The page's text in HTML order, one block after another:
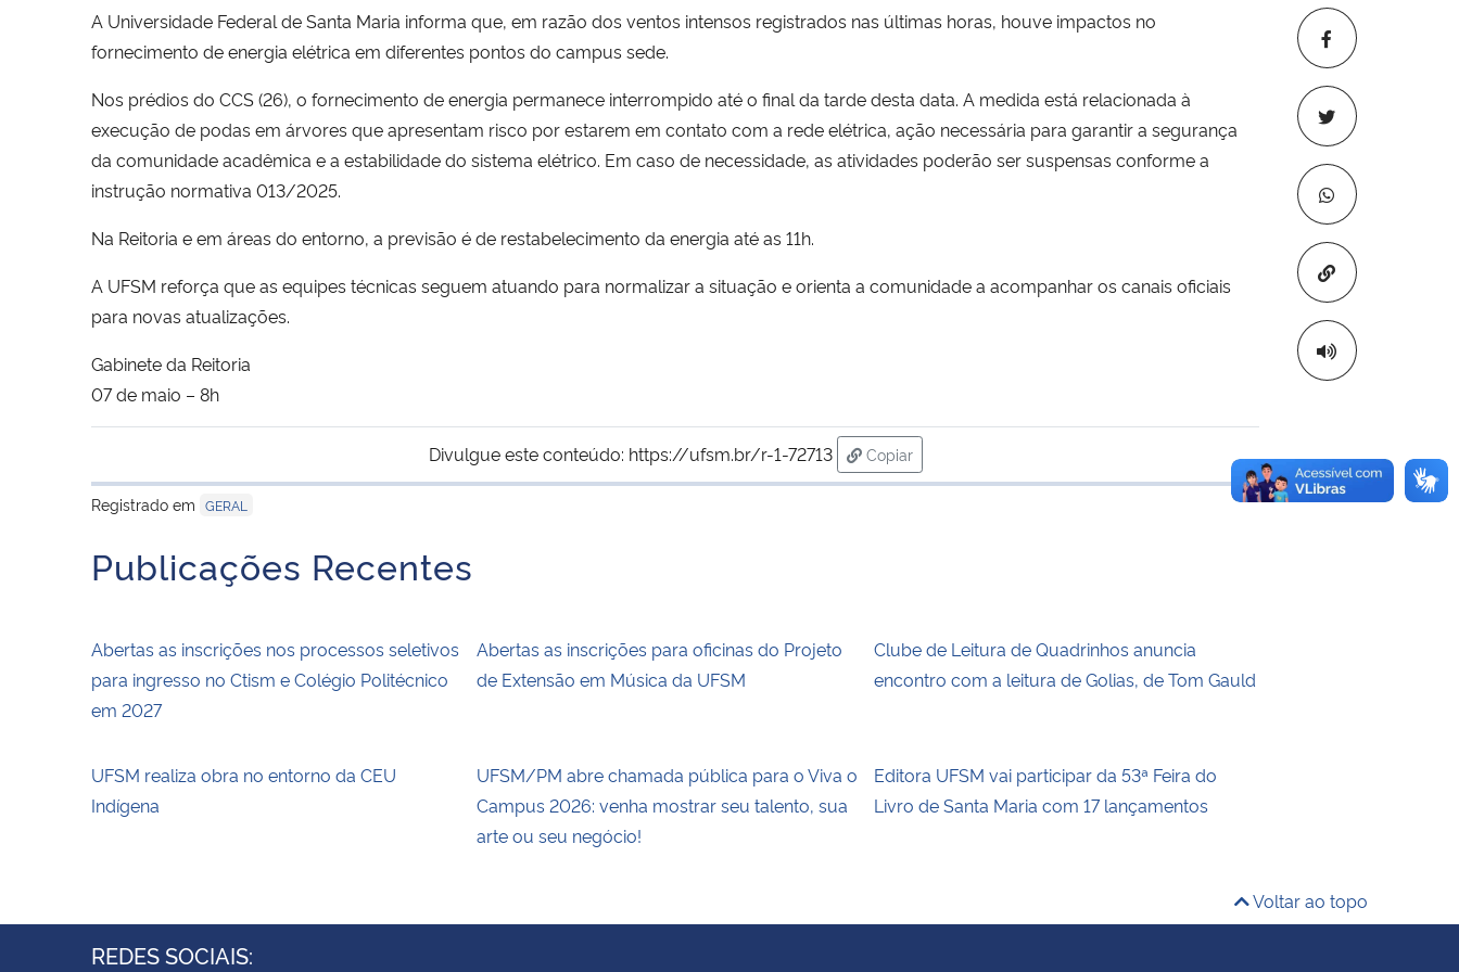
Copiar para
A Universidade Federal de Santa Maria informa que, em razão dos ventos intensos registrados nas últimas horas, houve impactos no
fornecimento de energia elétrica em diferentes pontos do campus sede.
Nos prédios do CCS (26), o fornecimento de energia permanece interrompido até o final da tarde desta data. A medida está relacionada à
execução de podas em árvores que apresentam risco por estarem em contato com a rede elétrica, ação necessária para garantir a segurança
da comunidade acadêmica e a estabilidade do sistema elétrico. Em caso de necessidade, as atividades poderão ser suspensas conforme a
instrução normativa 013/2025.
Na Reitoria e em áreas do entorno, a previsão é de restabelecimento da energia até as 11h.
A UFSM reforça que as equipes técnicas seguem atuando para normalizar a situação e orienta a comunidade a acompanhar os canais oficiais
para novas atualizações.
Gabinete da Reitoria
07 de maio – 8h
Divulgue este conteúdo: https://ufsm.br/r-1-72713
Copiar
para área de transferência
Registrado em GERAL
Publicações Recentes
Abertas as inscrições nos processos seletivos
para ingresso no Ctism e Colégio Politécnico
em 2027
Abertas as inscrições para oficinas do Projeto
de Extensão em Música da UFSM
Clube de Leitura de Quadrinhos anuncia
encontro com a leitura de Golias, de Tom Gauld
UFSM realiza obra no entorno da CEU
Indígena
UFSM/PM abre chamada pública para o Viva o
Campus 2026: venha mostrar seu talento, sua
arte ou seu negócio!
Editora UFSM vai participar da 53ª Feira do
Livro de Santa Maria com 17 lançamentos
Voltar ao topo
REDES SOCIAIS: